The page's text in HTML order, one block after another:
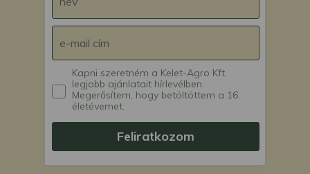
Kapni szeretném a Kelet-Agro Kft.
legjobb ajánlatait hírlevélben.
Megerősítem, hogy betöltöttem a 16.
életévemet.
Feliratkozom